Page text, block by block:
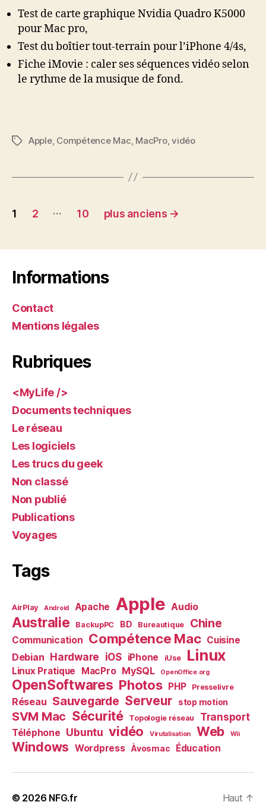
2013
Test de carte graphique Nvidia Quadro K5000
pour Mac pro,
Test du boîtier tout-terrain pour l’iPhone 4/4s,
Fiche iMovie : caler ses séquences vidéo selon
le rythme de la musique de fond.
Étiquettes
Apple, Compétence Mac, MacPro,vidéo
Navigation
articles
1 2 … 10 plus anciens →
Informations
Contact
Mentions légales
Rubriques
<MyLife />
Documents techniques
Le réseau
Les logiciels
Les trucs du geek
Non classé
Non publié
Publications
Voyages
Tags
AirPlay Android Apache Apple Audio
Australie BackupPC BD Bureautique Chine
Communication Compétence Mac Cuisine
Debian Hardware iOS iPhone iUse Linux
Linux Pratique MacPro MySQL OpenOffice.org
OpenSoftwares Photos PHP Presselivre
Réseau Sauvegarde Serveur stop motion
SVM Mac Sécurité Topologie réseau Transport
Téléphone Ubuntu vidéo Virutalisation Web Wii
Windows Wordpress Àvosmac Éducation
© 2026 NFG.fr Haut ↑